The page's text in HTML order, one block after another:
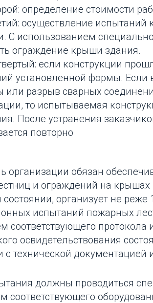
определение стоимости
осуществление
С использованием
ограждение крыши здания.
если конструкции
установленной формы. Если
или разрыв сварных
то испытываемая
После устранения
повторно
организации обязан
и ограждений на
организует не реже
испытаний пожарных
соответствующего протокола
освидетельствования
с технической
должны проводиться
соответствующего